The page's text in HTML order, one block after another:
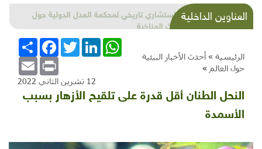
العناوين الداخليةشذرات بيئية وتنموية...بنية تحتية وحلويات قبيحة
وحاكورة ونوبل وزيتون و"سيباط"
الرئيسية » أحدث الأخبار البيئية
حول العالم »
انشر
FacebookTwitterLinkedInWhatsApp
Email Print
12 تشرين الثاني 2022
النحل الطنان أقل قدرة على تلقيح الأزهار بسبب
الأسمدة